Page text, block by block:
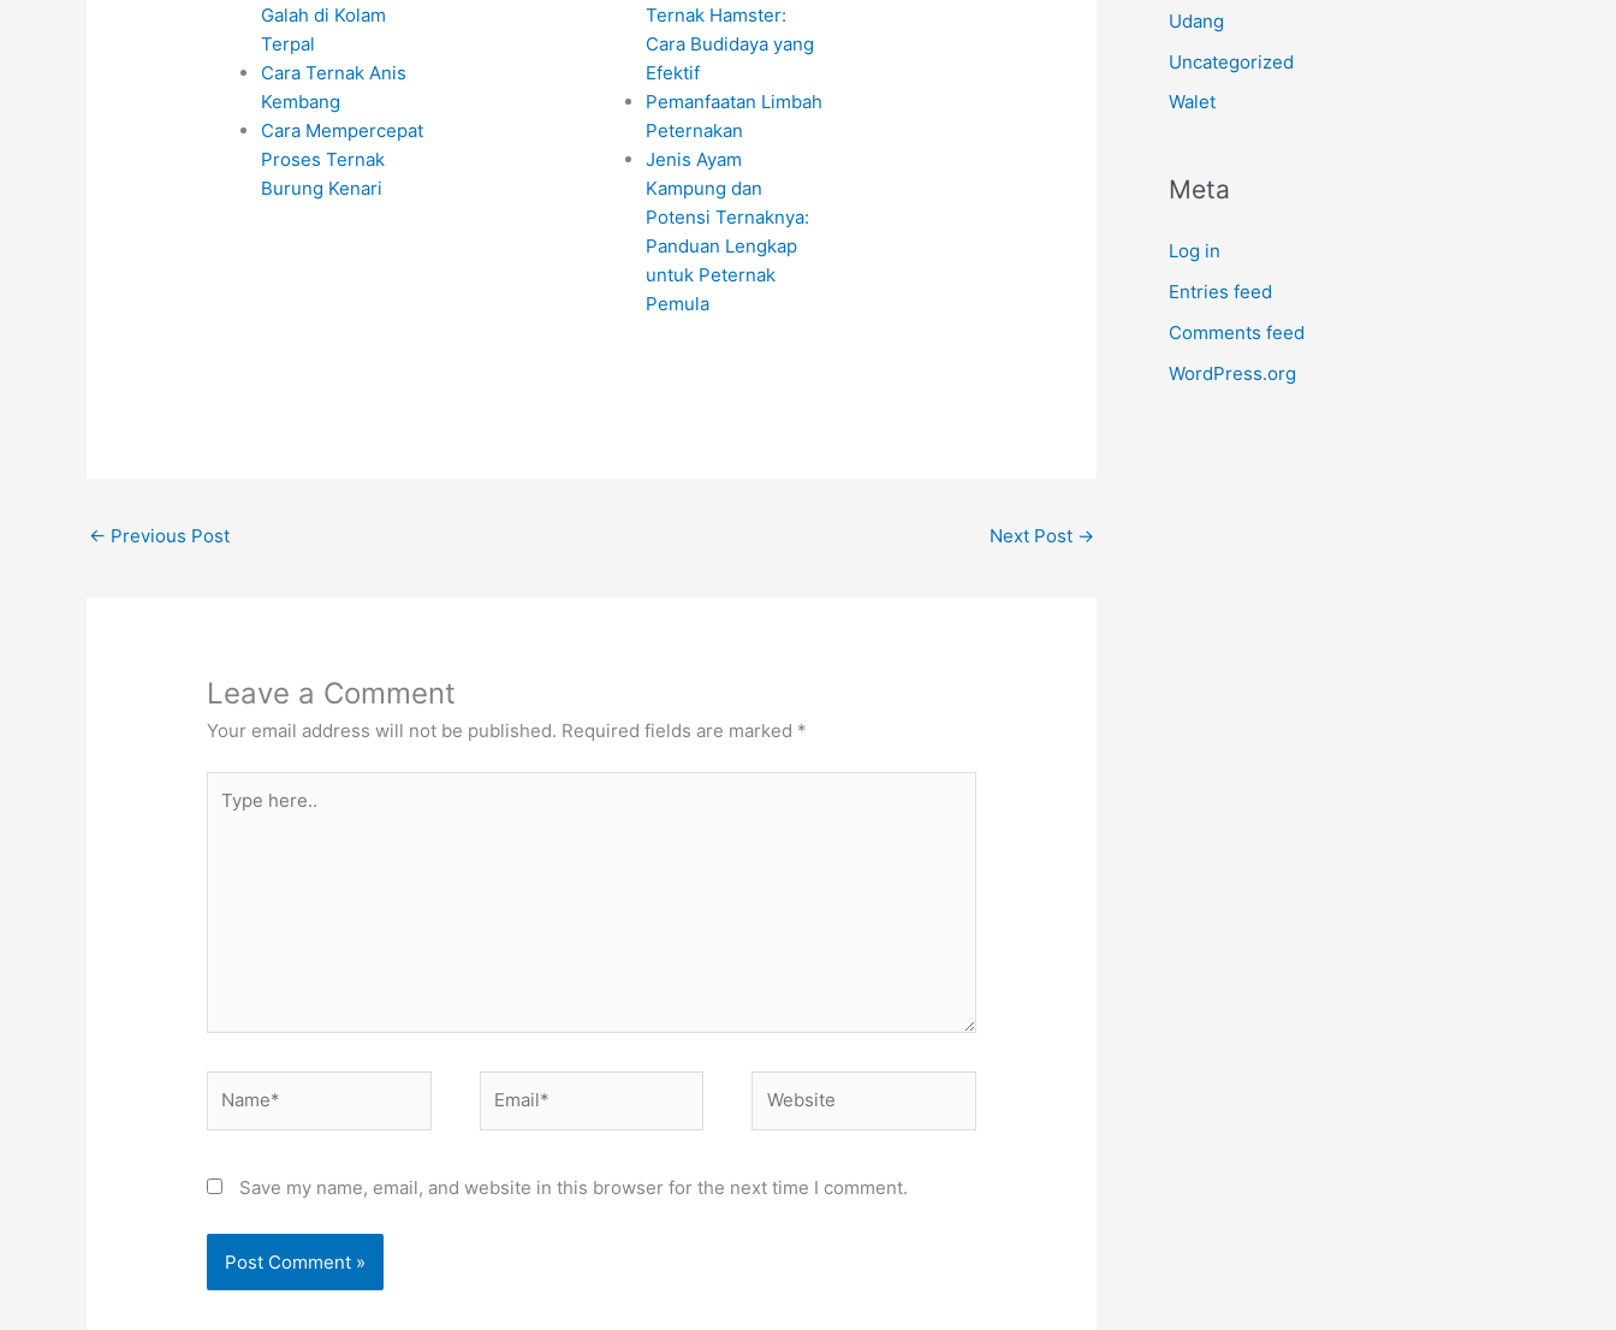
Galah di Kolam
Terpal
Cara Ternak Anis
Kembang
Cara Mempercepat
Proses Ternak
Burung Kenari
Ternak Hamster:
Cara Budidaya yang
Efektif
Pemanfaatan Limbah
Peternakan
Jenis Ayam
Kampung dan
Potensi Ternaknya:
Panduan Lengkap
untuk Peternak
Pemula
← Previous Post Next Post →
Leave a Comment
Your email address will not be published. Required fields are marked *
here..
Save my name, email, and website in this browser for the next time I comment.
Udang
Uncategorized
Walet
Meta
Log in
Entries feed
Comments feed
WordPress.org